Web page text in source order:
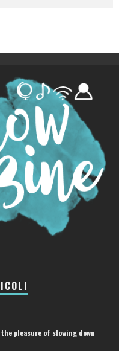
pleasure of slowing down